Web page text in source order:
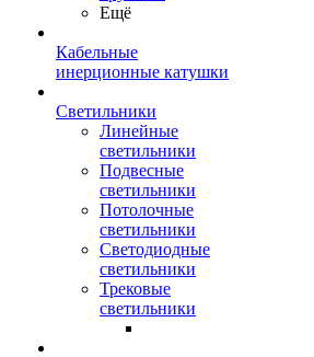
Ещё
Кабельные
инерционные катушки
Светильники
Линейные
светильники
Подвесные
светильники
Потолочные
светильники
Светодиодные
светильники
Трековые
светильники